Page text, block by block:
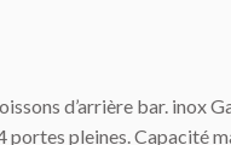
d’arrière bar. inox
portes pleines. Capacité